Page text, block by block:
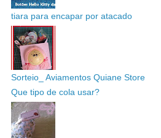
tiara para encapar por atacado
Sorteio_ Aviamentos Quiane Store
Que tipo de cola usar?